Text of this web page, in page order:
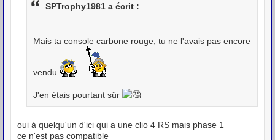
SPTrophy1981 a écrit :
Mais ta console carbone rouge, tu ne l'avais pas encore
vendu
J'en étais pourtant sûr
oui à quelqu'un d'ici qui a une clio 4 RS mais phase 1
ce n'est pas compatible